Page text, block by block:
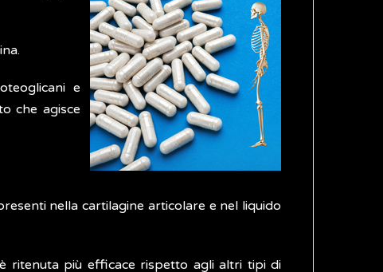
e
che agisce
nella cartilagine articolare e nel liquido
ritenuta più efficace rispetto agli altri tipi di